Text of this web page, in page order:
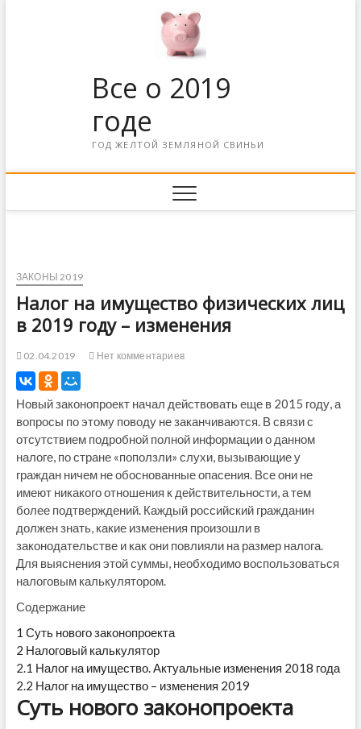
Все о 2019
годе
ГОД ЖЕЛТОЙ ЗЕМЛЯНОЙ СВИНЬИ
ЗАКОНЫ 2019
Налог на имущество физических лиц
в 2019 году – изменения
02.04.2019 Нет комментариев
Новый законопроект начал действовать еще в 2015 году, а
вопросы по этому поводу не заканчиваются. В связи с
отсутствием подробной полной информации о данном
налоге, по стране «поползли» слухи, вызывающие у
граждан ничем не обоснованные опасения. Все они не
имеют никакого отношения к действительности, а тем
более подтверждений. Каждый российский гражданин
должен знать, какие изменения произошли в
законодательстве и как они повлияли на размер налога.
Для выяснения этой суммы, необходимо воспользоваться
налоговым калькулятором.
Содержание
1 Суть нового законопроекта
2 Налоговый калькулятор
2.1 Налог на имущество. Актуальные изменения 2018 года
2.2 Налог на имущество – изменения 2019
Суть нового законопроекта